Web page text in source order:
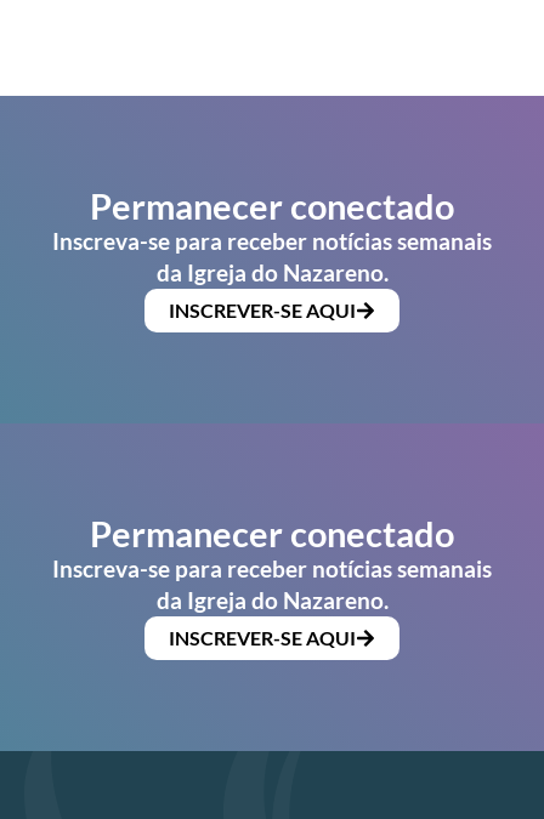
Permanecer conectado
Inscreva-se para receber notícias semanais
da Igreja do Nazareno.
INSCREVER-SE AQUI
Permanecer conectado
Inscreva-se para receber notícias semanais
da Igreja do Nazareno.
INSCREVER-SE AQUI